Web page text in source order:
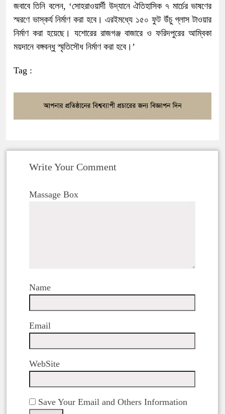
জবাবে তিনি বলেন, ‘সোহরাওয়ার্দী উদ্যানে ঐতিহাসিক ৭ মার্চের ভাষণের
স্মরণে ভাস্কর্য নির্মাণ করা হবে। এরইমধ্যে ১৫০ ফুট উঁচু গ্লাস টাওয়ার
নির্মাণ করা হয়েছে। যশোরের রাজগঞ্জ বাজারে ও ফরিদপুরের আম্বিকা
ময়দানে বঙ্গবন্ধু স্মৃতিসৌধ নির্মাণ করা হবে।’
Tag :
Write Your Comment
Massage Box
Name
Email
WebSite
Save Your Email and Others Information